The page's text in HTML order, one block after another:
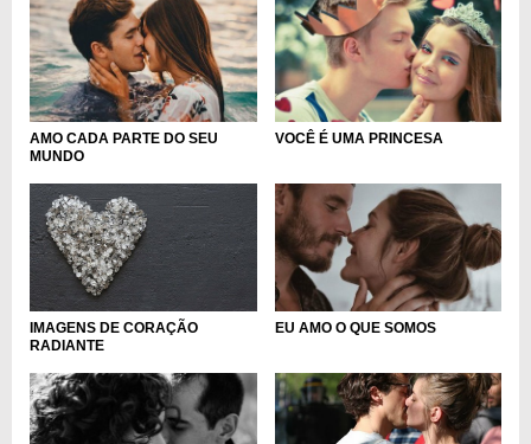
AMO CADA PARTE DO SEU
MUNDO
VOCÊ É UMA PRINCESA
IMAGENS DE CORAÇÃO
RADIANTE
EU AMO O QUE SOMOS